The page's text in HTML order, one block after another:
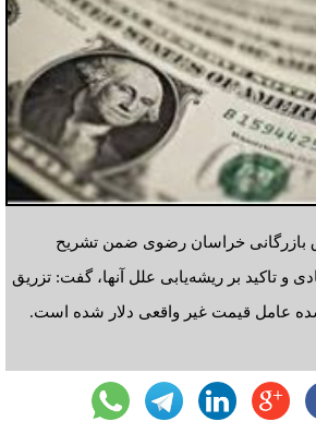
بازرگانی خراسان رضوی ضمن تشریح
و تاکید بر ریشه‌یابی علل آنها، گفت: تزریق
عامل قیمت غیر واقعی دلار شده است.